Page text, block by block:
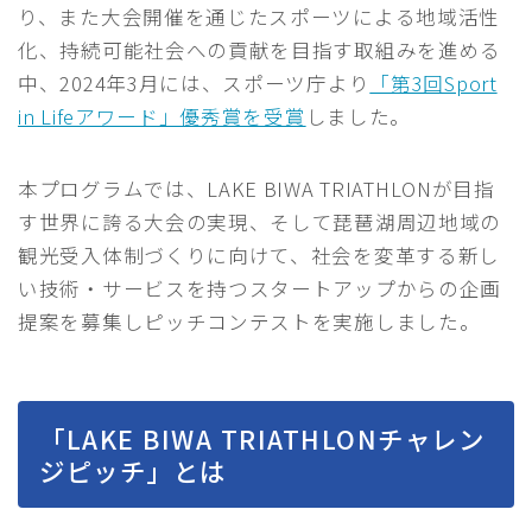
り、また大会開催を通じたスポーツによる地域活性
化、持続可能社会への貢献を目指す取組みを進める
中、2024年3月には、スポーツ庁より
「第3回Sport
in Lifeアワード」優秀賞を受賞 しました。
本プログラムでは、LAKE BIWA TRIATHLONが目指
す世界に誇る大会の実現、そして琵琶湖周辺地域の
観光受入体制づくりに向けて、社会を変革する新し
い技術・サービスを持つスタートアップからの企画
提案を募集しピッチコンテストを実施しました。
「LAKE BIWA TRIATHLONチャレン
ジピッチ」とは